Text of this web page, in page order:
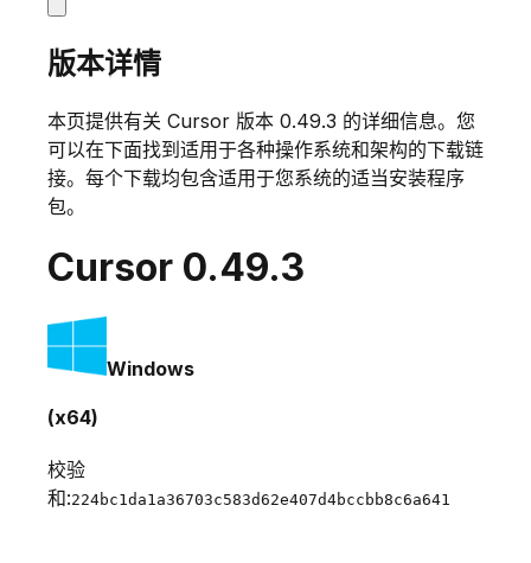
版本详情
本页提供有关 Cursor 版本 0.49.3 的详细信息。您
可以在下面找到适用于各种操作系统和架构的下载链
接。每个下载均包含适用于您系统的适当安装程序
包。
Cursor 0.49.3
Windows
(x64)
校验
和:224bc1da1a36703c583d62e407d4bccbb8c6a641